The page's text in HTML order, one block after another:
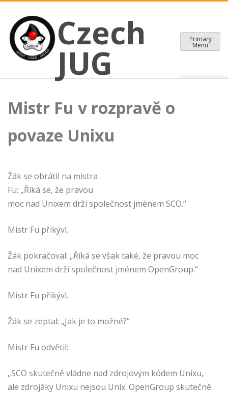
content
Czech JUG
CZECH JAVA USER GROUP
Czech
JUG
Primary
Menu
Mistr Fu v rozpravě o
povaze Unixu
Žák se obrátil na mistra
Fu: „Říká se, že pravou
moc nad Unixem drží společnost jménem SCO.“
Mistr Fu přikývl.
Žák pokračoval: „Říká se však také, že pravou moc
nad Unixem drží společnost jménem OpenGroup.“
Mistr Fu přikývl.
Žák se zeptal: „Jak je to možné?“
Mistr Fu odvětil:
„SCO skutečně vládne nad zdrojovým kódem Unixu,
ale zdrojáky Unixu nejsou Unix. OpenGroup skutečně